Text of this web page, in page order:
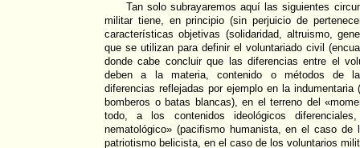
Tan solo subrayaremos aquí las siguientes
militar tiene, en principio (sin perjuicio de
características objetivas (solidaridad, altruismo,
que se utilizan para definir el voluntariado civil
donde cabe concluir que las diferencias entre el
deben a la materia, contenido o métodos de
diferencias reflejadas por ejemplo en la
bomberos o batas blancas), en el terreno del
todo, a los contenidos ideológicos
nematológico» (pacifismo humanista, en el caso
patriotismo belicista, en el caso de los voluntarios